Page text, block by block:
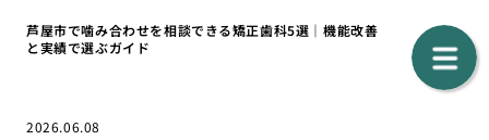
芦屋市で噛み合わせを相談できる矯正歯科5選｜機能改善
と実績で選ぶガイド
2026.06.08